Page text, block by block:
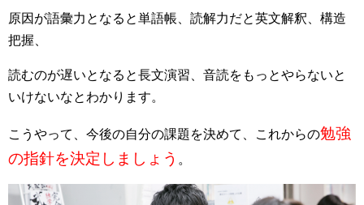
原因が語彙力となると単語帳、読解力だと英文解釈、構造
把握、
読むのが遅いとなると長文演習、音読をもっとやらないと
いけないなとわかります。
こうやって、今後の自分の課題を決めて、これからの勉強
の指針を決定しましょう 。